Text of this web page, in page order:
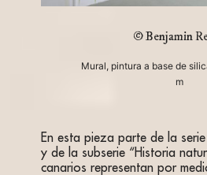
© Benjamin
Mural, pintura a base de
m
En esta pieza parte de la
y de la subserie “Historia
canarios representan por